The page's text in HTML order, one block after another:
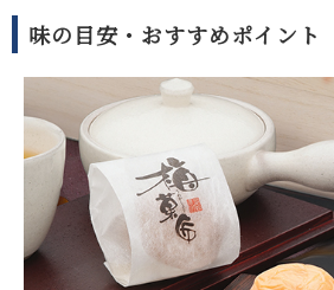
味の目安・おすすめポイント